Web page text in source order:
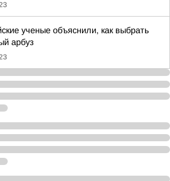
ученые объяснили, как выбрать
арбуз